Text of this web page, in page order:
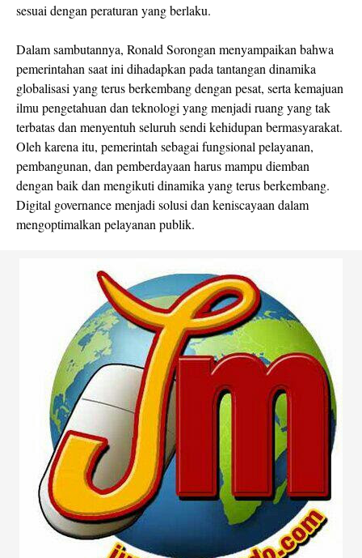
sesuai dengan peraturan yang berlaku.
Dalam sambutannya, Ronald Sorongan menyampaikan bahwa
pemerintahan saat ini dihadapkan pada tantangan dinamika
globalisasi yang terus berkembang dengan pesat, serta kemajuan
ilmu pengetahuan dan teknologi yang menjadi ruang yang tak
terbatas dan menyentuh seluruh sendi kehidupan bermasyarakat.
Oleh karena itu, pemerintah sebagai fungsional pelayanan,
pembangunan, dan pemberdayaan harus mampu diemban
dengan baik dan mengikuti dinamika yang terus berkembang.
Digital governance menjadi solusi dan keniscayaan dalam
mengoptimalkan pelayanan publik.